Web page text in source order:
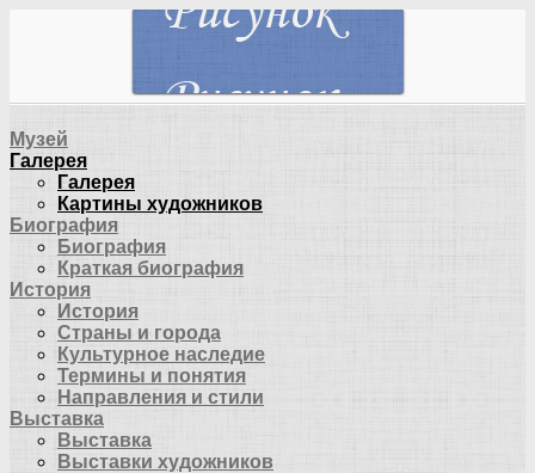
Музей
Галерея
Галерея
Картины художников
Биография
Биография
Краткая биография
История
История
Страны и города
Культурное наследие
Термины и понятия
Направления и стили
Выставка
Выставка
Выставки художников